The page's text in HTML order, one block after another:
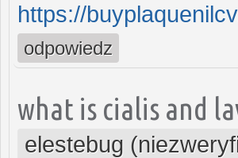
https://
odpowiedz
what is cialis and
elestebug